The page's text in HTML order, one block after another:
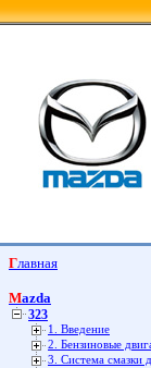
Главная
Mazda
323
1. Введение
2. Бензиновые
3. Система смазки